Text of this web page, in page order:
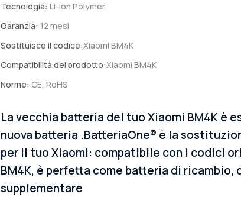
Tecnologia: Li-ion Polymer
Garanzia: 12 mesi
Sostituisce il codice:Xiaomi BM4K
Compatibilità del prodotto:Xiaomi BM4K
Norme: CE, RoHS
La vecchia batteria del tuo Xiaomi BM4K è
nuova batteria .BatteriaOne® è la
per il tuo Xiaomi: compatibile con i codici
BM4K, è perfetta come batteria di ricambio,
supplementare